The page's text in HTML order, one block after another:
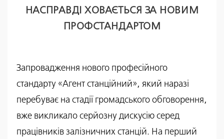
НАСПРАВДІ ХОВАЄТЬСЯ ЗА НОВИМ
ПРОФСТАНДАРТОМ
Запровадження нового професійного
стандарту «Агент станційний», який наразі
перебуває на стадії громадського обговорення,
вже викликало серйозну дискусію серед
працівників залізничних станцій. На перший